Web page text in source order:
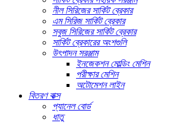
নীল সিরিজের সার্কিট ব্রেকার
এম সিরিজ সার্কিট ব্রেকার
সবুজ সিরিজের সার্কিট ব্রেকার
সার্কিট ব্রেকারের অংশগুলি
উৎপাদন সরঞ্জাম
ইনজেকশন মোল্ডিং মেশিন
পরীক্ষার মেশিন
অটোমেশন লাইন
বিতরণ বাক্স
প্যানেল বোর্ড
ধাতু